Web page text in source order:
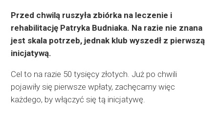
Przed chwilą ruszyła zbiórka na leczenie i
rehabilitację Patryka Budniaka. Na razie nie znana
jest skala potrzeb, jednak klub wyszedł z pierwszą
inicjatywą.
Cel to na razie 50 tysięcy złotych. Już po chwili
pojawiły się pierwsze wpłaty, zachęcamy więc
każdego, by włączyć się tą inicjatywę.